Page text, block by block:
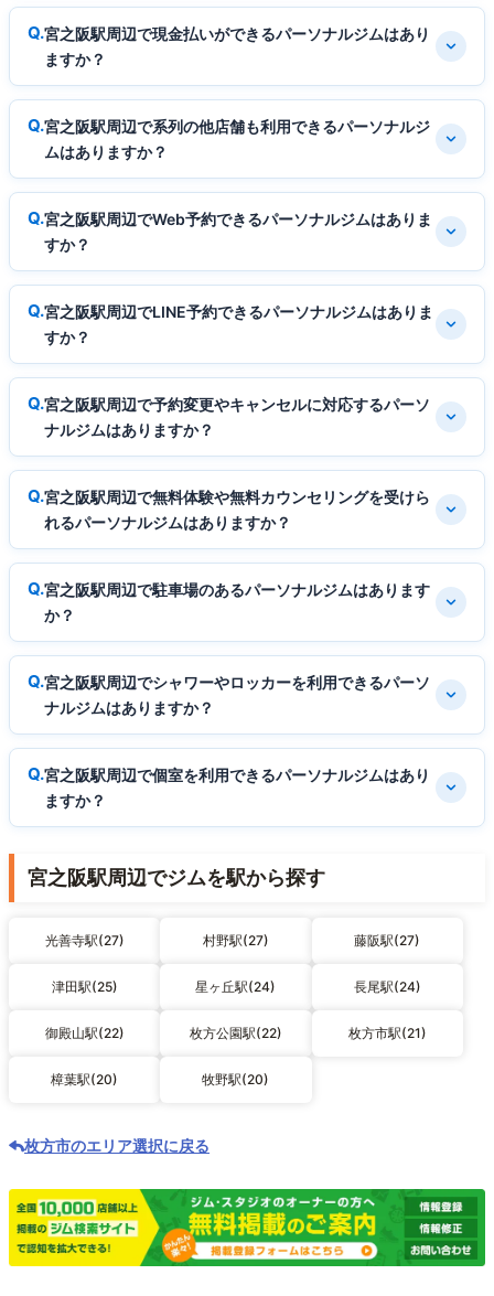
宮之阪駅周辺で現金払いができるパーソナルジムはあり
ますか？
宮之阪駅周辺で系列の他店舗も利用できるパーソナルジ
ムはありますか？
宮之阪駅周辺でWeb予約できるパーソナルジムはありま
すか？
宮之阪駅周辺でLINE予約できるパーソナルジムはありま
すか？
宮之阪駅周辺で予約変更やキャンセルに対応するパーソ
ナルジムはありますか？
宮之阪駅周辺で無料体験や無料カウンセリングを受けら
れるパーソナルジムはありますか？
宮之阪駅周辺で駐車場のあるパーソナルジムはあります
か？
宮之阪駅周辺でシャワーやロッカーを利用できるパーソ
ナルジムはありますか？
宮之阪駅周辺で個室を利用できるパーソナルジムはあり
ますか？
宮之阪駅周辺でジムを駅から探す
光善寺駅(27) 村野駅(27) 藤阪駅(27)
津田駅(25) 星ヶ丘駅(24) 長尾駅(24)
御殿山駅(22) 枚方公園駅(22) 枚方市駅(21)
樟葉駅(20) 牧野駅(20)
枚方市のエリア選択に戻る